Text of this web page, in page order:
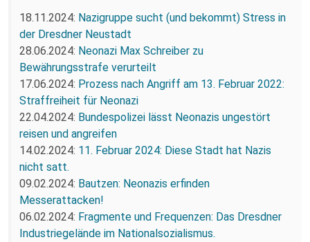
18.11.2024: Nazigruppe sucht (und bekommt) Stress in
der Dresdner Neustadt
28.06.2024: Neonazi Max Schreiber zu
Bewährungsstrafe verurteilt
17.06.2024: Prozess nach Angriff am 13. Februar 2022:
Straffreiheit für Neonazi
22.04.2024: Bundespolizei lässt Neonazis ungestört
reisen und angreifen
14.02.2024: 11. Februar 2024: Diese Stadt hat Nazis
nicht satt.
09.02.2024: Bautzen: Neonazis erfinden
Messerattacken!
06.02.2024: Fragmente und Frequenzen: Das Dresdner
Industriegelände im Nationalsozialismus.